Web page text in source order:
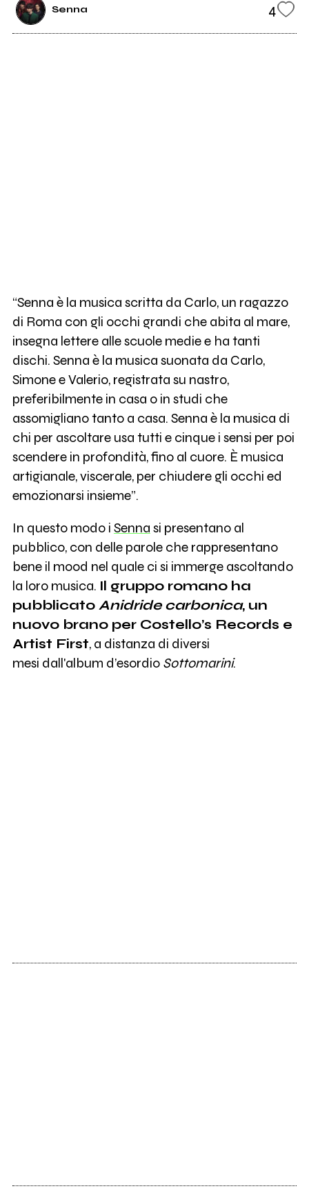
Senna 4
“Senna è la musica scritta da Carlo, un ragazzo
di Roma con gli occhi grandi che abita al mare,
insegna lettere alle scuole medie e ha tanti
dischi. Senna è la musica suonata da Carlo,
Simone e Valerio, registrata su nastro,
preferibilmente in casa o in studi che
assomigliano tanto a casa. Senna è la musica di
chi per ascoltare usa tutti e cinque i sensi per poi
scendere in profondità, fino al cuore. È musica
artigianale, viscerale, per chiudere gli occhi ed
emozionarsi insieme”.
In questo modo i Senna si presentano al
pubblico, con delle parole che rappresentano
bene il mood nel quale ci si immerge ascoltando
la loro musica. Il gruppo romano ha
pubblicato Anidride carbonica, un
nuovo brano per Costello’s Records e
Artist First, a distanza di diversi
mesi dall'album d’esordio Sottomarini.